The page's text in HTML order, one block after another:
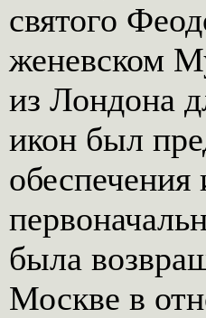
святого
женевском
из Лондона
икон был
обеспечения
была
Москве в